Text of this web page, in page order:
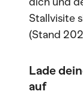
Stallvisite
(Stand
Lade
auf